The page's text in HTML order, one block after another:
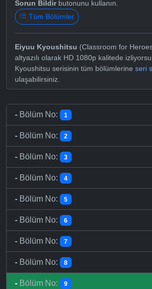
Sorun Bildirbutonunu kullanın.
Tüm Bölümler
Eiyuu Kyoushitsu (Classroom for
altyazılı olarak HD 1080p kalitede
Kyoushitsu serisinin tüm bölümlerine seri
ulaşabilirsiniz.
- Bölüm No: 1
- Bölüm No: 2
- Bölüm No: 3
- Bölüm No: 4
- Bölüm No: 5
- Bölüm No: 6
- Bölüm No: 7
- Bölüm No: 8
- Bölüm No: 9